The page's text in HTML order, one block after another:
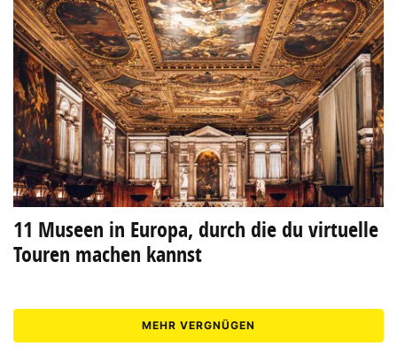
11 Museen in Europa, durch die du virtuelle
Touren machen kannst
MEHR VERGNÜGEN